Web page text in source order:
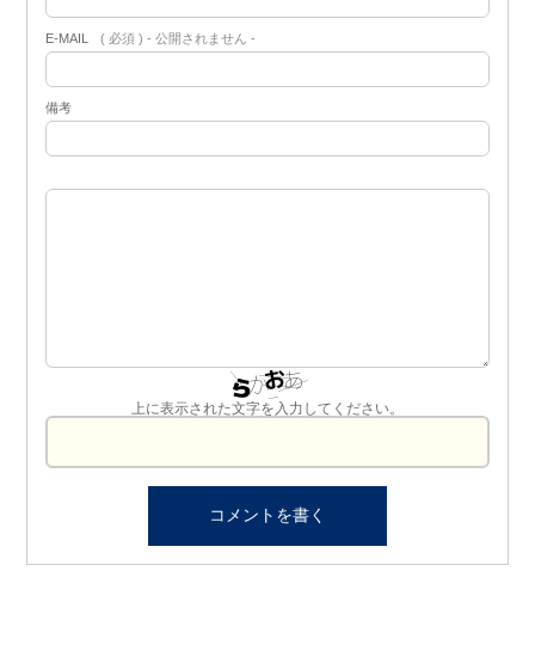
E-MAIL ( 必須 ) - 公開されません -
備考
上に表示された文字を入力してください。